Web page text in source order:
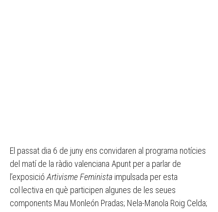
El passat dia 6 de juny ens convidaren al programa notícies
del matí de la ràdio valenciana Apunt per a parlar de
l’exposició Artivisme Feminista impulsada per esta
col·lectiva en què participen algunes de les seues
components Mau Monleón Pradas; Nela-Manola Roig Celda;